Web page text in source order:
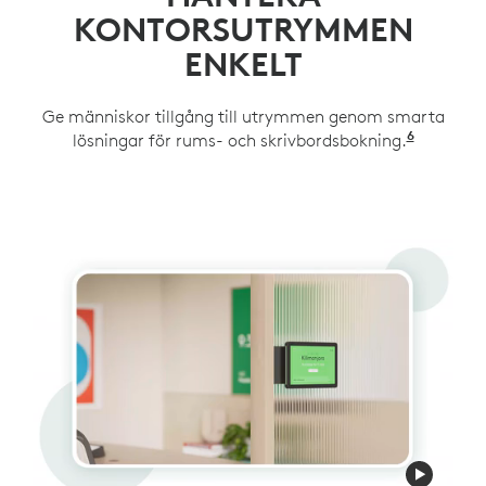
KONTORSUTRYMMEN
ENKELT
Ge människor tillgång till utrymmen genom smarta
lösningar för rums- och skrivbordsbokning.6